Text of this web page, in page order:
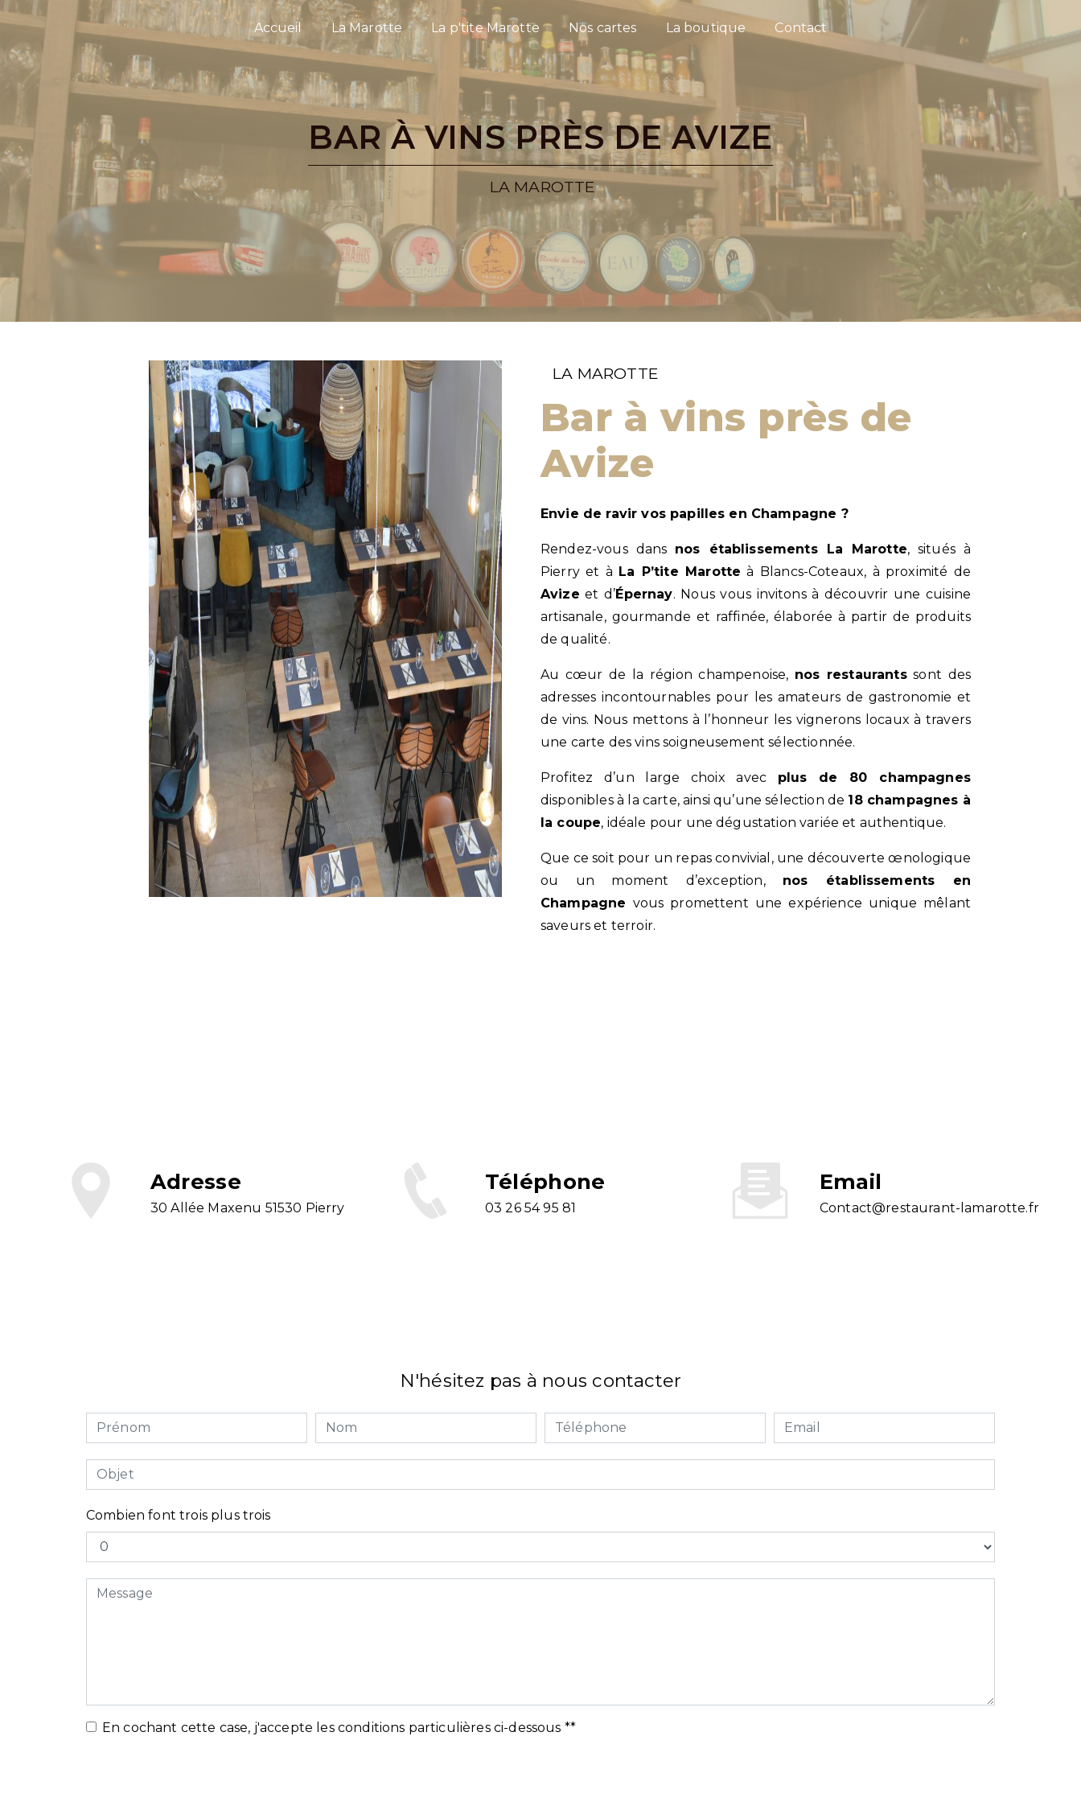
Accueil La Marotte La p'tite Marotte Nos cartes La boutique Contact
BAR À VINS PRÈS DE AVIZE
LA MAROTTE
LA MAROTTE
bar à vins près de
Avize
Envie de ravir vos papilles en Champagne ?
Rendez-vous dans nos établissements La Marotte, situés à
Pierry et à La P’tite Marotte à Blancs-Coteaux, à proximité de
Avize et d’Épernay. Nous vous invitons à découvrir une cuisine
artisanale, gourmande et raffinée, élaborée à partir de produits
de qualité.
Au cœur de la région champenoise, nos restaurantssont des
adresses incontournables pour les amateurs de gastronomie et
de vins. Nous mettons à l’honneur les vignerons locaux à travers
une carte des vins soigneusement sélectionnée.
Profitez d’un large choix avec plus de 80 champagnes
disponibles à la carte, ainsi qu’une sélection de 18 champagnes à
la coupe, idéale pour une dégustation variée et authentique.
Que ce soit pour un repas convivial, une découverte œnologique
ou un moment d’exception, nos établissements en
Champagne vous promettent une expérience unique mêlant
saveurs et terroir.
Adresse
30 Allée Maxenu 51530 Pierry
Téléphone
03 26 54 95 81
Email
contact@restaurant-lamarotte.fr
N'hésitez pas à nous contacter
Combien font trois plus trois
En cochant cette case, j'accepte les conditions particulières ci-dessous **
Panneau de gestion des cookies